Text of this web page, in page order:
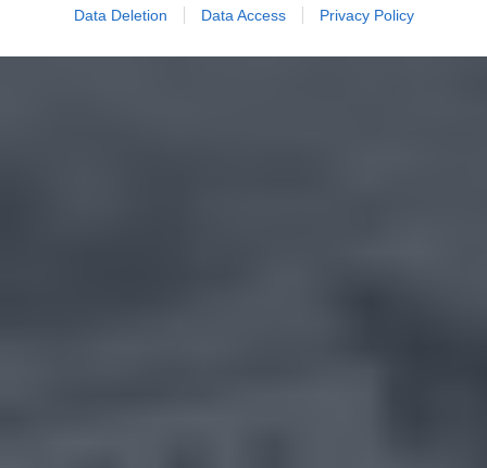
Data Deletion Data Access Privacy Policy